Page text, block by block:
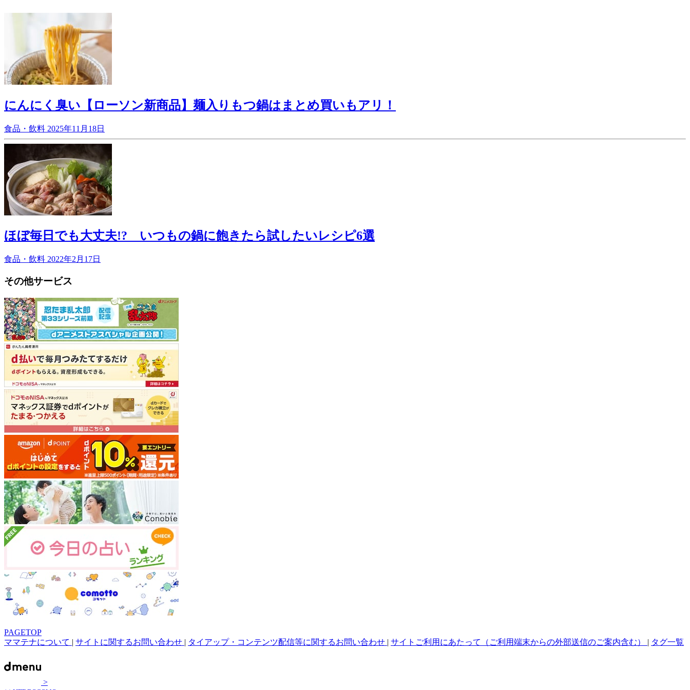
にんにく臭い【ローソン新商品】麺入りもつ鍋はまとめ買いもアリ！
食品・飲料 2025年11月18日
ほぼ毎日でも大丈夫!? いつもの鍋に飽きたら試したいレシピ6選
食品・飲料 2022年2月17日
その他サービス
PAGETOP
ママテナについて | サイトに関するお問い合わせ | タイアップ・コンテンツ配信等に関するお問い合わせ | サイトご利用にあたって（ご利用端末からの外部送信のご案内含む） | タグ一覧
>